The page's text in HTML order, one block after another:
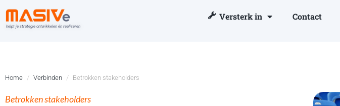
helpt je strategie ontwikkelen én realiseren
Versterk in Contact
Home Verbinden Betrokken stakeholders
Betrokken stakeholders